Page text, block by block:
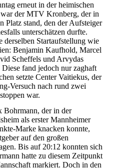
erneut in der heimischen
der MTV Kronberg, der in
Platz stand, den der Aufsteiger
unterschätzen durfte.
derselben Startaufstellung wie
Benjamin Kaufhold, Marcel
Scheffels und Arvydas
fand jedoch nur zaghaft
setzte Center Vaitiekus, der
Versuch nach rund zwei
war.
der in der
als erster Mannheimer
Marke knacken konnte,
auf den großen
Bis auf 20:12 konnten sich
hatte zu diesem Zeitpunkt
markiert. Doch in den